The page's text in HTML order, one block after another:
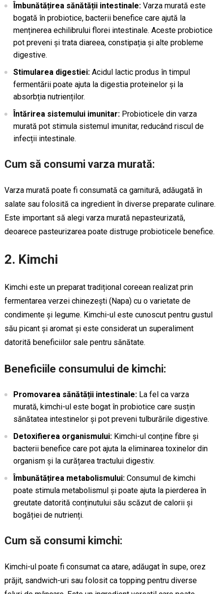
Îmbunătățirea sănătății intestinale:Varza murată este
bogată în probiotice, bacterii benefice care ajută la
menținerea echilibrului florei intestinale. Aceste probiotice
pot preveni și trata diareea, constipația și alte probleme
digestive.
Stimularea digestiei:Acidul lactic produs în timpul
fermentării poate ajuta la digestia proteinelor și la
absorbția nutrienților.
Întărirea sistemului imunitar:Probioticele din varza
murată pot stimula sistemul imunitar, reducând riscul de
infecții intestinale.
Cum să consumi varza murată:
Varza murată poate fi consumată ca garnitură, adăugată în
salate sau folosită ca ingredient în diverse preparate culinare.
Este important să alegi varza murată nepasteurizată,
deoarece pasteurizarea poate distruge probioticele benefice.
2. Kimchi
Kimchi este un preparat tradițional coreean realizat prin
fermentarea verzei chinezești (Napa) cu o varietate de
condimente și legume. Kimchi-ul este cunoscut pentru gustul
său picant și aromat și este considerat un superaliment
datorită beneficiilor sale pentru sănătate.
Beneficiile consumului de kimchi:
Promovarea sănătății intestinale:La fel ca varza
murată, kimchi-ul este bogat în probiotice care susțin
sănătatea intestinelor și pot preveni tulburările digestive.
Detoxifierea organismului:Kimchi-ul conține fibre și
bacterii benefice care pot ajuta la eliminarea toxinelor din
organism și la curățarea tractului digestiv.
Îmbunătățirea metabolismului:Consumul de kimchi
poate stimula metabolismul și poate ajuta la pierderea în
greutate datorită conținutului său scăzut de calorii și
bogăției de nutrienți.
Cum să consumi kimchi:
Kimchi-ul poate fi consumat ca atare, adăugat în supe, orez
prăjit, sandwich-uri sau folosit ca topping pentru diverse